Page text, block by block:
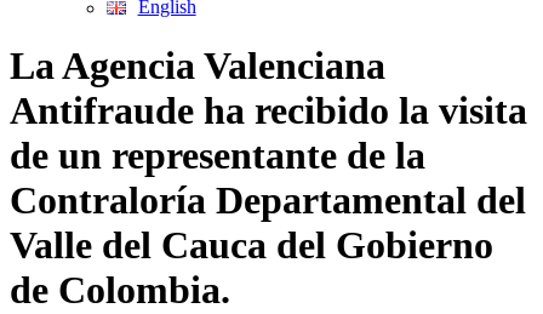
English
La Agencia Valenciana
Antifraude ha recibido la visita
de un representante de la
Contraloría Departamental del
Valle del Cauca del Gobierno
de Colombia.